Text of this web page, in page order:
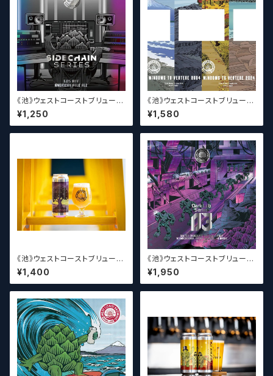
《池》ウェストコーストブリューイ
ング / West Coast ( WCB ) S
idechain Series 06【クラフト
ビール】
¥1,250
《池》ウェストコーストブリューイ
ング / West Coast ( WCB )
Windows to VERTERE 202
4【クラフトビール】
¥1,580
《池》ウェストコーストブリューイ
ング / West Coast ( WCB ) T
he Lupulin Tree【クラフトビー
ル】
¥1,400
《池》ウェストコーストブリューイ
ング / West Coast ( WCB ) D
ark Lab Series 03【クラフト
ビール】
¥1,950